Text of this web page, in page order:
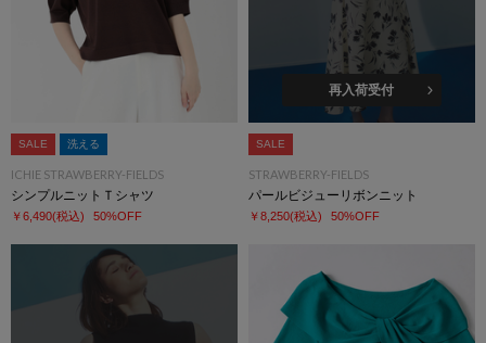
SALE 洗える
ICHIE STRAWBERRY-FIELDS
シンプルニットＴシャツ
￥6,490(税込) 50%OFF
再入荷受付
SALE
STRAWBERRY-FIELDS
パールビジューリボンニット
￥8,250(税込) 50%OFF